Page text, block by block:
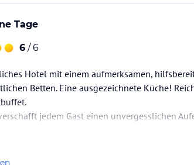
Tage
6 / 6
Hotel mit einem aufmerksamen,
Betten. Eine ausgezeichnete Küche!
jedem Gast einen unvergesslichen